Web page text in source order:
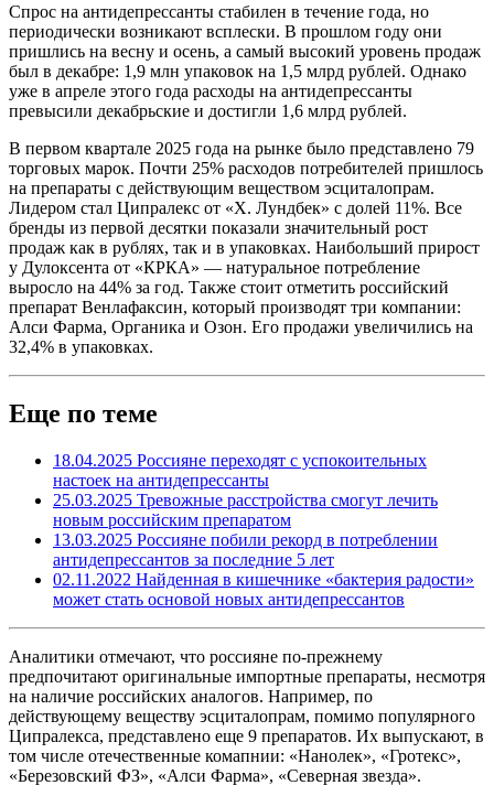
Спрос на антидепрессанты стабилен в течение года, но
периодически возникают всплески. В прошлом году они
пришлись на весну и осень, а самый высокий уровень продаж
был в декабре: 1,9 млн упаковок на 1,5 млрд рублей. Однако
уже в апреле этого года расходы на антидепрессанты
превысили декабрьские и достигли 1,6 млрд рублей.
В первом квартале 2025 года на рынке было представлено 79
торговых марок. Почти 25% расходов потребителей пришлось
на препараты с действующим веществом эсциталопрам.
Лидером стал Ципралекс от «Х. Лундбек» с долей 11%. Все
бренды из первой десятки показали значительный рост
продаж как в рублях, так и в упаковках. Наибольший прирост
у Дулоксента от «КРКА» — натуральное потребление
выросло на 44% за год. Также стоит отметить российский
препарат Венлафаксин, который производят три компании:
Алси Фарма, Органика и Озон. Его продажи увеличились на
32,4% в упаковках.
Еще по теме
18.04.2025 Россияне переходят с успокоительных
настоек на антидепрессанты
25.03.2025 Тревожные расстройства смогут лечить
новым российским препаратом
13.03.2025 Россияне побили рекорд в потреблении
антидепрессантов за последние 5 лет
02.11.2022 Найденная в кишечнике «бактерия радости»
может стать основой новых антидепрессантов
Аналитики отмечают, что россияне по-прежнему
предпочитают оригинальные импортные препараты, несмотря
на наличие российских аналогов. Например, по
действующему веществу эсциталопрам, помимо популярного
Ципралекса, представлено еще 9 препаратов. Их выпускают, в
том числе отечественные комапнии: «Нанолек», «Гротекс»,
«Березовский ФЗ», «Алси Фарма», «Северная звезда».